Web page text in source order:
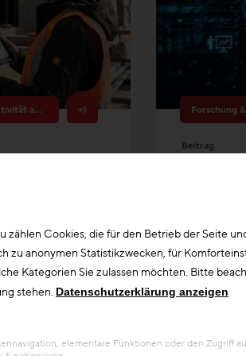
Produktivität am Bau +1
Fehler
sieht die
Chance zur
Beitrag
Alpen
Aus/
Cookies, die für den Betrieb der Seite
zu anonymen Statistikzwecken, für
Kategorien Sie zulassen möchten. Bitte
stehen. Datenschutzerklärung anzeigen
elementare Funktionen oder den Zugriff